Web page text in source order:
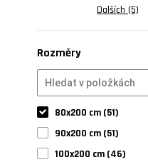
Dalších (5)
Rozměry
80x200 cm (51)
90x200 cm (51)
100x200 cm (46)